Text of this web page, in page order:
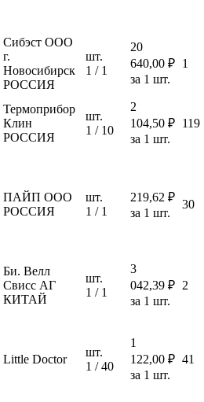
Сибэст ООО
г.
Новосибирск
РОССИЯ
шт.
1 / 1
20
640,00 ₽
за 1 шт.
1
Термоприбор
Клин
РОССИЯ
шт.
1 / 10
2
104,50 ₽
за 1 шт.
119
ПАЙП ООО
РОССИЯ
шт.
1 / 1
219,62 ₽
за 1 шт.
30
Би. Велл
Свисс АГ
КИТАЙ
шт.
1 / 1
3
042,39 ₽
за 1 шт.
2
Little Doctor
шт.
1 / 40
1
122,00 ₽
за 1 шт.
41